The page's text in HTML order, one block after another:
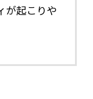
が起こりや